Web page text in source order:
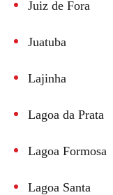
Juiz de Fora
Juatuba
Lajinha
Lagoa da Prata
Lagoa Formosa
Lagoa Santa